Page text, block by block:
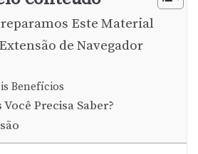
Este Material
de Navegador
Benefícios
Você Precisa Saber?